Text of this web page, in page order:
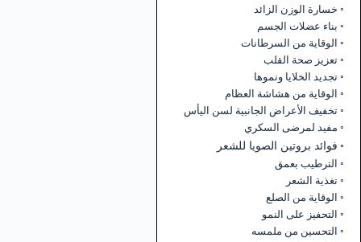
خسارة الوزن الزائد
بناء عضلات الجسم
الوقاية من السرطانات
تعزيز صحة القلب
تجديد الخلايا ونموها
الوقاية من هشاشة العظام
تخفيف الأعراض الجانبية لسن اليأس
مفيد لمرضى السكري
فوائد بروتين الصويا للشعر
الترطيب بعمق
تغذية الشعر
الوقاية من الصلع
التحفيز على النمو
التحسين من ملمسه